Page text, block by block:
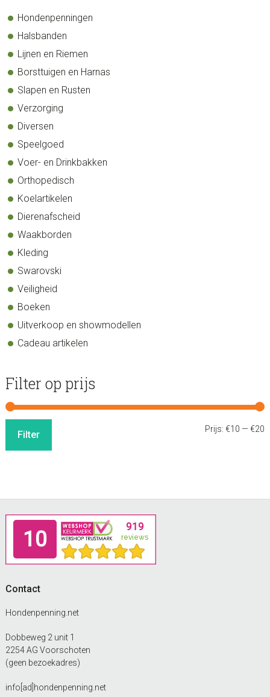
Hondenpenningen
Halsbanden
Lijnen en Riemen
Borsttuigen en Harnas
Slapen en Rusten
Verzorging
Diversen
Speelgoed
Voer- en Drinkbakken
Orthopedisch
Koelartikelen
Dierenafscheid
Waakborden
Kleding
Swarovski
Veiligheid
Boeken
Uitverkoop en showmodellen
Cadeau artikelen
Filter op prijs
Filter Prijs:€10 —€20
Footer
Contact
Hondenpenning.net
Dobbeweg 2 unit 1
2254 AG Voorschoten
(geen bezoekadres)
info[ad]hondenpenning.net